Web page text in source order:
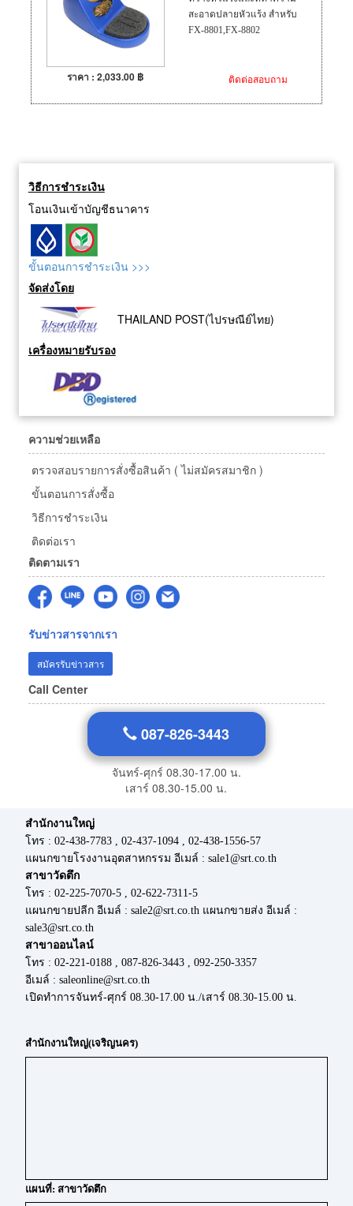
สะอาดปลายหัวแร้ง สำหรับ
FX-8801,FX-8802
ราคา : 2,033.00 ฿ ติดต่อสอบถาม
วิธีการชำระเงิน
โอนเงินเข้าบัญชีธนาคาร
ขั้นตอนการชำระเงิน >>>
จัดส่งโดย
THAILAND POST(ไปรษณีย์ไทย)
เครื่องหมายรับรอง
ความช่วยเหลือ
ตรวจสอบรายการสั่งซื้อสินค้า ( ไม่สมัครสมาชิก )
ขั้นตอนการสั่งซื้อ
วิธีการชำระเงิน
ติดต่อเรา
ติดตามเรา
รับข่าวสารจากเรา
สมัครรับข่าวสาร
Call Center
087-826-3443
จันทร์-ศุกร์ 08.30-17.00 น.
เสาร์ 08.30-15.00 น.
สำนักงานใหญ่
โทร : 02-438-7783 , 02-437-1094 , 02-438-1556-57
แผนกขายโรงงานอุตสาหกรรม อีเมล์ : sale1@srt.co.th
สาขาวัดตึก
โทร : 02-225-7070-5 , 02-622-7311-5
แผนกขายปลีก อีเมล์ : sale2@srt.co.th แผนกขายส่ง อีเมล์ :
sale3@srt.co.th
สาขาออนไลน์
โทร : 02-221-0188 , 087-826-3443 , 092-250-3357
อีเมล์ : saleonline@srt.co.th
เปิดทำการจันทร์-ศุกร์ 08.30-17.00 น./เสาร์ 08.30-15.00 น.
สำนักงานใหญ่(เจริญนคร)
แผนที่: สาขาวัดตึก